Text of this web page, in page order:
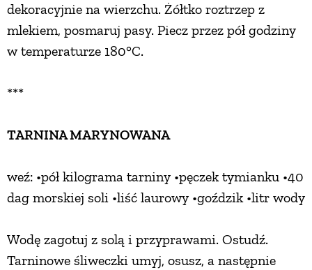
dekoracyjnie na wierzchu. Żółtko roztrzep z
mlekiem, posmaruj pasy. Piecz przez pół godziny
w temperaturze 180°C.
***
TARNINA MARYNOWANA
weź: •pół kilograma tarniny •pęczek tymianku •40
dag morskiej soli •liść laurowy •goździk •litr wody
Wodę zagotuj z solą i przyprawami. Ostudź.
Tarninowe śliweczki umyj, osusz, a następnie